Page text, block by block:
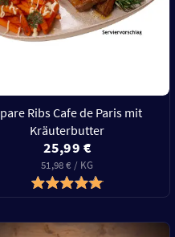
Ribs Cafe de Paris mit
Kräuterbutter
25,99 €
51,98 € / KG